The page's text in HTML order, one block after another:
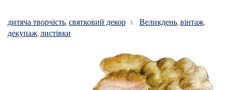
дитяча творчість,святковий декор \ Великдень,вінтаж,
декупаж,листівки